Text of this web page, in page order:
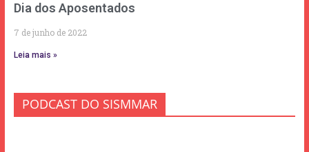
Dia dos Aposentados
7 de junho de 2022
Leia mais »
PODCAST DO SISMMAR